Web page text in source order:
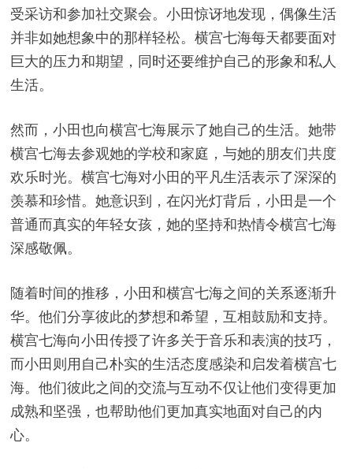
受采访和参加社交聚会。小田惊讶地发现，偶像生活
并非如她想象中的那样轻松。横宫七海每天都要面对
巨大的压力和期望，同时还要维护自己的形象和私人
生活。
然而，小田也向横宫七海展示了她自己的生活。她带
横宫七海去参观她的学校和家庭，与她的朋友们共度
欢乐时光。横宫七海对小田的平凡生活表示了深深的
羡慕和珍惜。她意识到，在闪光灯背后，小田是一个
普通而真实的年轻女孩，她的坚持和热情令横宫七海
深感敬佩。
随着时间的推移，小田和横宫七海之间的关系逐渐升
华。他们分享彼此的梦想和希望，互相鼓励和支持。
横宫七海向小田传授了许多关于音乐和表演的技巧，
而小田则用自己朴实的生活态度感染和启发着横宫七
海。他们彼此之间的交流与互动不仅让他们变得更加
成熟和坚强，也帮助他们更加真实地面对自己的内
心。